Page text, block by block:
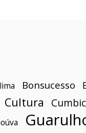
Bonsucesso
Cultura